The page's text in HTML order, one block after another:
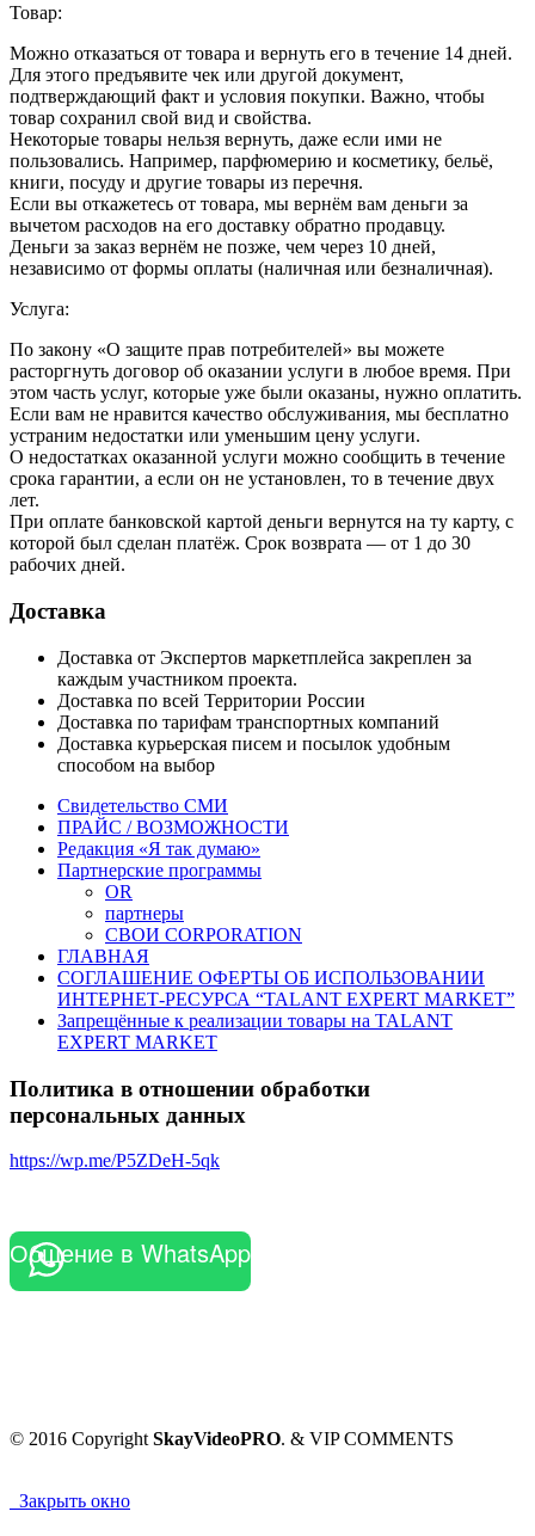
Товар:
Можно отказаться от товара и вернуть его в течение 14 дней.
Для этого предъявите чек или другой документ,
подтверждающий факт и условия покупки. Важно, чтобы
товар сохранил свой вид и свойства.
Некоторые товары нельзя вернуть, даже если ими не
пользовались. Например, парфюмерию и косметику, бельё,
книги, посуду и другие товары из перечня.
Если вы откажетесь от товара, мы вернём вам деньги за
вычетом расходов на его доставку обратно продавцу.
Деньги за заказ вернём не позже, чем через 10 дней,
независимо от формы оплаты (наличная или безналичная).
Услуга:
По закону «О защите прав потребителей» вы можете
расторгнуть договор об оказании услуги в любое время. При
этом часть услуг, которые уже были оказаны, нужно оплатить.
Если вам не нравится качество обслуживания, мы бесплатно
устраним недостатки или уменьшим цену услуги.
О недостатках оказанной услуги можно сообщить в течение
срока гарантии, а если он не установлен, то в течение двух
лет.
При оплате банковской картой деньги вернутся на ту карту, с
которой был сделан платёж. Срок возврата — от 1 до 30
рабочих дней.
Доставка
Доставка от Экспертов маркетплейса закреплен за
каждым участником проекта.
Доставка по всей Территории России
Доставка по тарифам транспортных компаний
Доставка курьерская писем и посылок удобным
способом на выбор
Свидетельство СМИ
ПРАЙС / ВОЗМОЖНОСТИ
Редакция «Я так думаю»
Партнерские программы
OR
партнеры
СВОИ CORPORATION
ГЛАВНАЯ
СОГЛАШЕНИЕ ОФЕРТЫ ОБ ИСПОЛЬЗОВАНИИ
ИНТЕРНЕТ-РЕСУРСА “TALANT EXPERT MARKET”
Запрещённые к реализации товары на TALANT
EXPERT MARKET
Политика в отношении обработки
персональных данных
https://wp.me/P5ZDeH-5qk
Общение в WhatsApp
© 2016 Copyright SkayVideoPRO. & VIP COMMENTS
Закрыть окно